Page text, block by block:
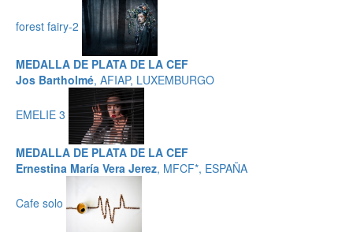
forest fairy-2
MEDALLA DE PLATA DE LA CEF
Jos Bartholmé, AFIAP, LUXEMBURGO
EMELIE 3
MEDALLA DE PLATA DE LA CEF
Ernestina María Vera Jerez, MFCF*, ESPAÑA
Cafe solo